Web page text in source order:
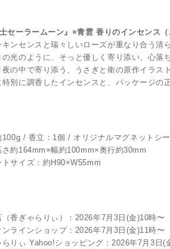
セーラームーン』×青雲 香りのインセンス
ンセンスと瑞々しいローズが重なり合う清
光のように、そっと優しく寄り添い、心落
の中で寄り添う、うさぎと衛の原作イラ
別に調香したインセンスと、パッケージ
100g / 香立：1個 / オリジナルマグネットシ
さ約164mm×幅約100mm×奥行約30mm
トサイズ：約H90×W55mm
（香ぎゃらりぃ）：2026年7月3日(金)10時〜
ンラインショップ：2026年7月3日(金)11時〜
らりぃ Yahoo!ショッピング：2026年7月3日(